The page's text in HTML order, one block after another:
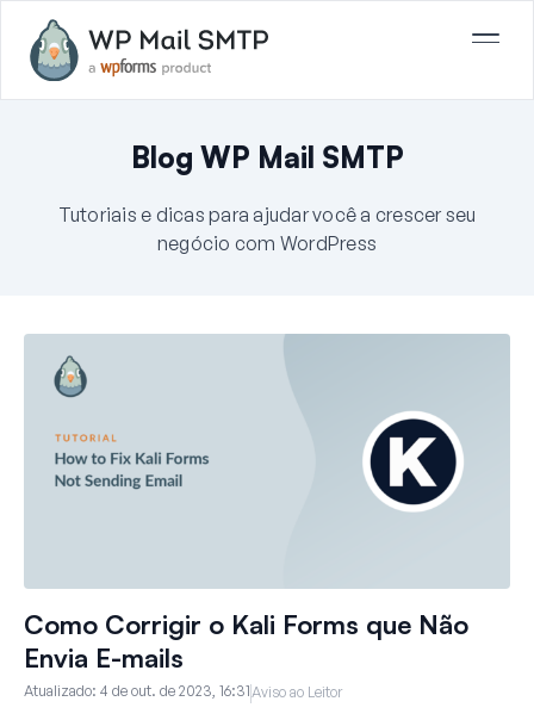
Blog WP Mail SMTP
Tutoriais e dicas para ajudar você a crescer seu
negócio com WordPress
Como Corrigir o Kali Forms que Não
Envia E-mails
Atualizado: 4 de out. de 2023, 16:31 Aviso ao Leitor